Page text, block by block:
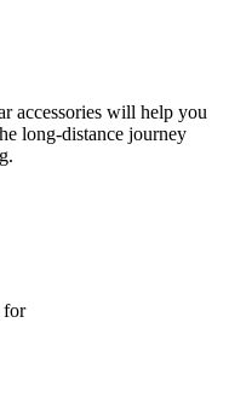
accessories will help you
long-distance journey
for